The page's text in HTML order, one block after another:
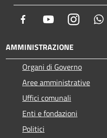
Facebook YoutubeInstagram
AMMINISTRAZIONE
Organi di Governo
Aree amministrative
Uffici comunali
Enti e fondazioni
Politici